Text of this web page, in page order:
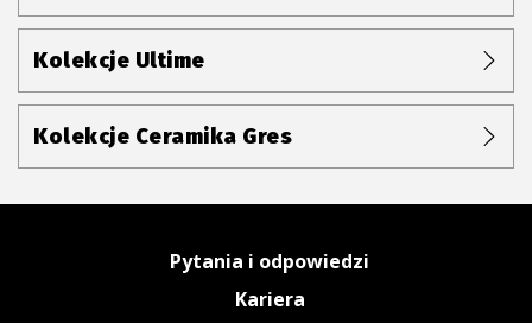
Kolekcje Ultime
Kolekcje Ceramika Gres
Pytania i odpowiedzi
Kariera